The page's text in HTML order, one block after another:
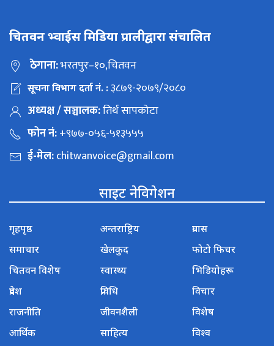
चितवन भ्वाईस मिडिया प्रालीद्वारा संचालित
ठेगाना:भरतपुर–१०,चितवन
सूचना विभाग दर्ता नं. :३८७९-२०७९/२०८०
अध्यक्ष / सञ्चालक:तिर्थ सापकोटा
फोन नं:+९७७-०५६-५१३५५५
ई-मेल:chitwanvoice@gmail.com
साइट नेविगेशन
गृहपृष्ठ
समाचार
चितवन विशेष
प्रदेश
राजनीति
आर्थिक
अन्तराष्ट्रिय
खेलकुद
स्वास्थ्य
प्रविधि
जीवनशैली
साहित्य
प्रवास
फोटो फिचर
भिडियोहरू
विचार
विशेष
विश्व